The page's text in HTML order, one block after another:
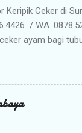
Keripik Ceker di
/ WA.
ayam bagi
makanan ringan
membuat rasa
Keripik Ceker bisa
khas